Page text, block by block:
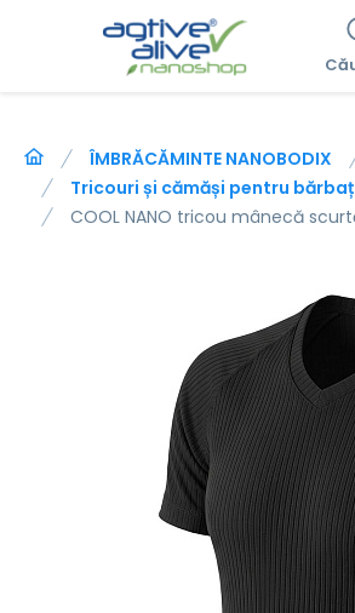
ÎMBRĂCĂMINTE NANOBODIX
Tricouri și cămăși pentru
COOL NANO tricou mânecă